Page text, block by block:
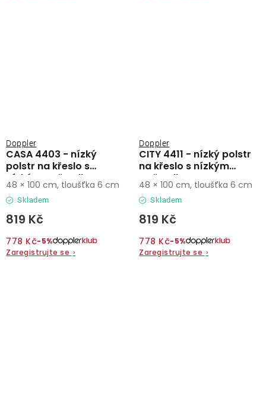
CASA 4403 - nízký
polstr na křeslo s
nízkým opěradlem
Doppler
Skladem
819 Kč
778 Kč−5%
Zaregistrujte se ›
48 × 100 cm, tloušťka 6 cm
CITY 4411 - nízký polstr
na křeslo s nízkým
opěradlem
Doppler
Skladem
819 Kč
778 Kč−5%
Zaregistrujte se ›
48 × 100 cm, tloušťka 6 cm